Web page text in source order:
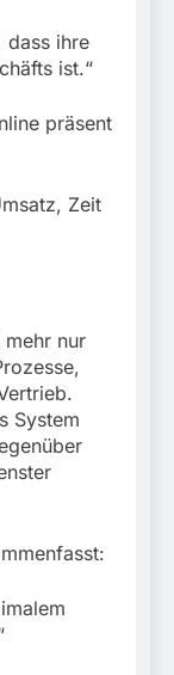
dass ihre
ist.“
präsent
Zeit
mehr nur
System